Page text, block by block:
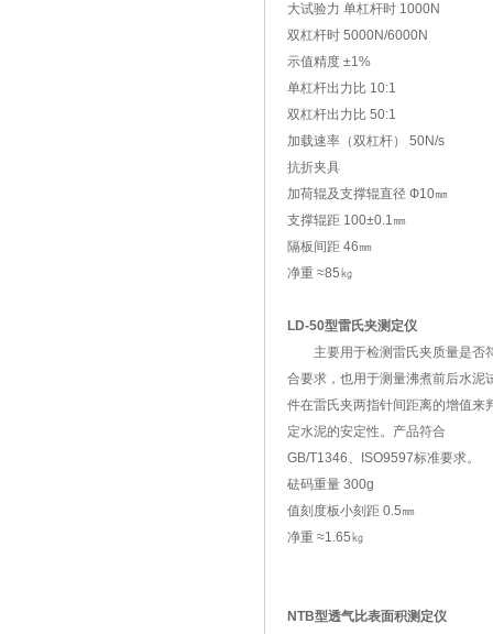
大试验力 单杠杆时 1000N
双杠杆时 5000N/6000N
示值精度 ±1%
单杠杆出力比 10:1
双杠杆出力比 50:1
加载速率（双杠杆） 50N/s
抗折夹具
加荷辊及支撑辊直径 Ф10㎜
支撑辊距 100±0.1㎜
隔板间距 46㎜
净重 ≈85㎏
LD-50型雷氏夹测定仪
主要用于检测雷氏夹质量是否
合要求，也用于测量沸煮前后水泥
件在雷氏夹两指针间距离的增值来
定水泥的安定性。产品符合
GB/T1346、ISO9597标准要求。
砝码重量 300g
值刻度板小刻距 0.5㎜
净重 ≈1.65㎏
NTB型透气比表面积测定仪